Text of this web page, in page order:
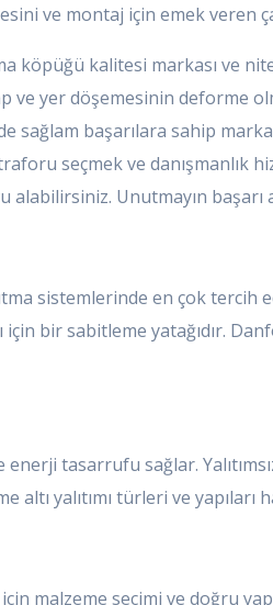
ve montaj için emek veren
köpüğü kalitesi markası ve
şap ve yer döşemesinin
başarılara sahip
seçmek ve
alabilirsiniz. Unutmayın başarı
sistemlerinde en çok
bir sabitleme yatağıdır.
tasarrufu sağlar.
altı yalıtımı türleri ve
malzeme seçimi ve doğru